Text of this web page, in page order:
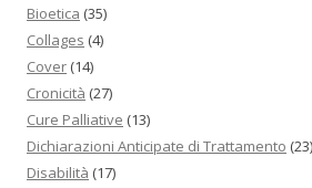
Bioetica (35)
Collages (4)
Cover (14)
Cronicità (27)
Cure Palliative (13)
Dichiarazioni Anticipate di Trattamento (23)
Disabilità (17)